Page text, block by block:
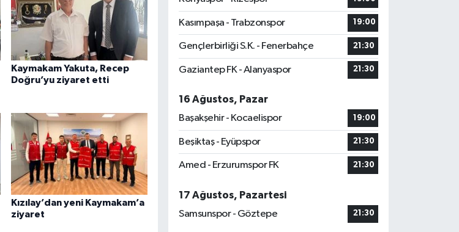
Kaymakam Yakuta, Recep
Doğru’yu ziyaret etti
Kızılay’dan yeni Kaymakam’a
ziyaret
Kasımpaşa - Trabzonspor 19:00
Gençlerbirliği S.K. - Fenerbahçe 21:30
Gaziantep FK - Alanyaspor 21:30
16 Ağustos, Pazar
Başakşehir - Kocaelispor
19:00
Beşiktaş - Eyüpspor 21:30
Amed - Erzurumspor FK 21:30
17 Ağustos, Pazartesi
Samsunspor - Göztepe
21:30